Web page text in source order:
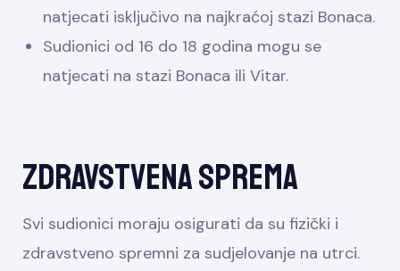
natjecati isključivo na najkraćoj stazi Bonaca.
Sudionici od 16 do 18 godina mogu se
natjecati na stazi Bonaca ili Vitar.
Zdravstvena sprema
Svi sudionici moraju osigurati da su fizički i
zdravstveno spremni za sudjelovanje na utrci.